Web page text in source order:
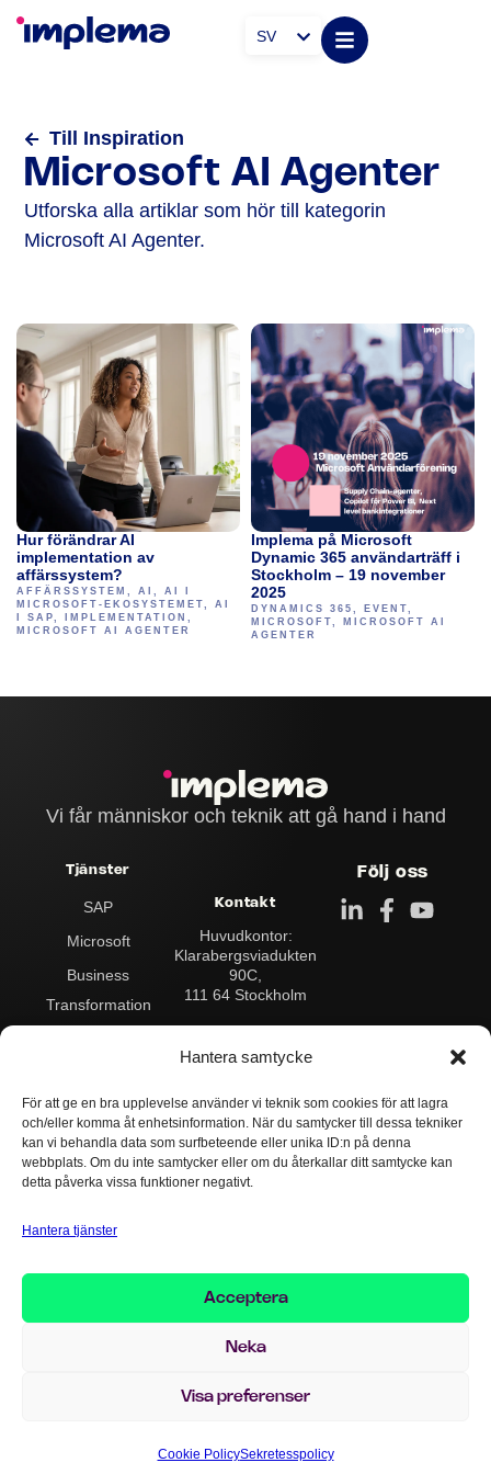
Hantera samtycke
För att ge en bra upplevelse använder vi teknik som cookies för att lagra
och/eller komma åt enhetsinformation. När du samtycker till dessa tekniker
kan vi behandla data som surfbeteende eller unika ID:n på denna
webbplats. Om du inte samtycker eller om du återkallar ditt samtycke kan
detta påverka vissa funktioner negativt.
Hantera tjänster
Acceptera
Neka
Visa preferenser
Cookie PolicySekretesspolicy
SV
Till Inspiration
Microsoft AI Agenter
Utforska alla artiklar som hör till kategorin
Microsoft AI Agenter.
Hur förändrar AI
implementation av
affärssystem?
AFFÄRSSYSTEM AI
AI I
MICROSOFT-EKOSYSTEMET
AI
I SAP
IMPLEMENTATION
MICROSOFT AI AGENTER
Implema på Microsoft
Dynamic 365 användarträff i
Stockholm – 19 november
2025
DYNAMICS 365 EVENT
MICROSOFT
MICROSOFT AI
AGENTER
Vi får människor och teknik att gå hand i hand
Tjänster
SAP
Microsoft
Business
Transformation
Drift & Support
AI
Kontakt
Huvudkontor:
Klarabergs­viadukten
90C,
111 64 Stockholm
Postadress:
Box 545
101 30 Stockholm
Kontakta oss:
Växel:+46 8 503
124 00
info@implema.se
Följ oss
VisselblåsarpolicyCookiepolicy
Ansvarsfriskrivning
Innehållet är tillgängligt under Creative Commons-licens.